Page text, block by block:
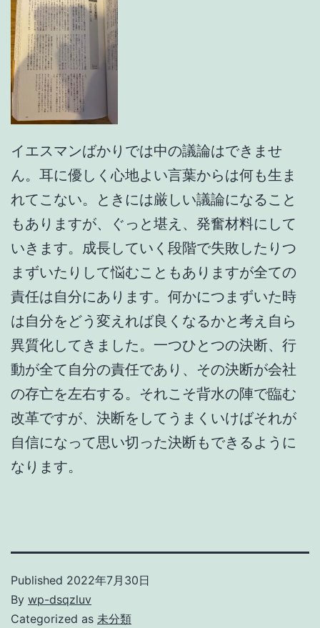
イエスマンばかりでは中の議論はできませ
ん。耳に優しく心地よい言葉からは何も生ま
れてこない。ときには厳しい議論になること
もありますが、ぐっと堪え、発奮材料にして
いきます。成長していく段階で失敗したりつ
まずいたりして悩むこともありますが全ての
責任は自分にあります。何かにつまずいた時
は自分をどう変えれば良くなるかと考え自ら
異質化してきました。一つひとつの決断、行
動が全て自分の責任であり、その決断が会社
の存亡を左右する。それこそ背水の陣で臨む
改革ですが、決断をしてうまくいけばそれが
自信になって思い切った決断もできるように
なります。
Published 2022年7月30日
By wp-dsqzluv
Categorized as 未分類